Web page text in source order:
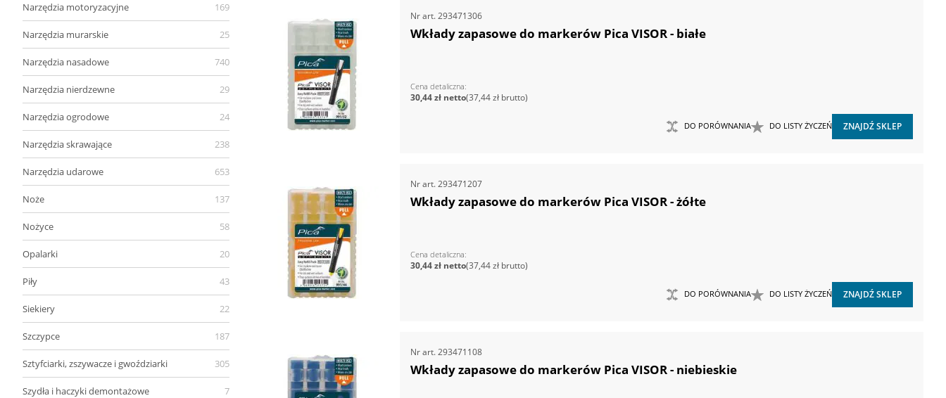
Nr art. 293471306
Wkłady zapasowe do markerów Pica VISOR - białe
Cena detaliczna
37,44 zł
30,44 zł
DO LISTY ŻYCZEŃ
DO PORÓWNANIA ZNAJDŹ SKLEP
Nr art. 293471207
Wkłady zapasowe do markerów Pica VISOR - żółte
Cena detaliczna
37,44 zł
30,44 zł
DO LISTY ŻYCZEŃ
DO PORÓWNANIA ZNAJDŹ SKLEP
Nr art. 293471108
Wkłady zapasowe do markerów Pica VISOR - niebieskie
Narzędzia motoryzacyjne 169
Narzędzia murarskie 25
Narzędzia nasadowe 740
Narzędzia nierdzewne 29
Narzędzia ogrodowe 24
Narzędzia skrawające 238
Narzędzia udarowe 653
Noże 137
Nożyce 58
Opalarki 20
Piły 43
Siekiery 22
Szczypce 187
Sztyfciarki, zszywacze i gwoździarki 305
Szydła i haczyki demontażowe 7